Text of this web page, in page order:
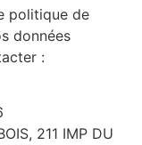
politique de
données
:
211 IMP DU